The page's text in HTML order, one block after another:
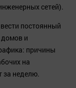
сетей).
постоянный
и
причины
на
за неделю.